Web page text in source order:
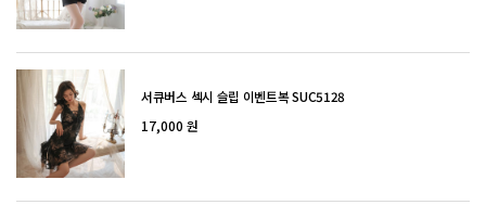
서큐버스 섹시 슬립 이벤트복 SUC5128
17,000 원